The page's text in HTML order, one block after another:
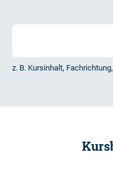
z. B. Kursinhalt,